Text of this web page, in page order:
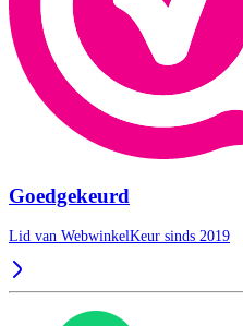
Goedgekeurd
Lid van WebwinkelKeur sinds 2019